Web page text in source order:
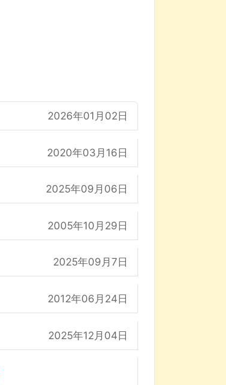
2026年01月02日
2020年03月16日
2025年09月06日
2005年10月29日
2025年09月7日
2012年06月24日
2025年12月04日